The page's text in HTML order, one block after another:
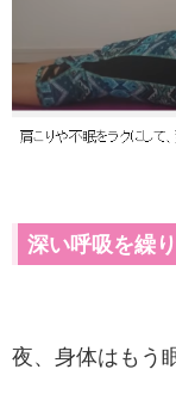
深い呼吸を繰
夜、身体はもう